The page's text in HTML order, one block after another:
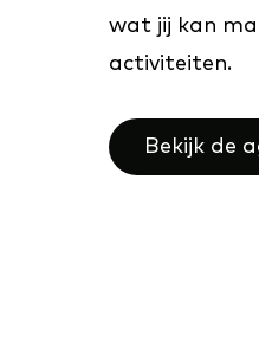
wat jij kan
activiteiten.
Bekijk de